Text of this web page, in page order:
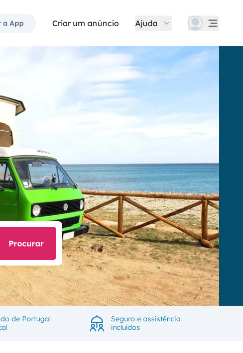
a App Criar um anúncio Ajuda
Procurar
de Portugal
Seguro e assistência
incluídos